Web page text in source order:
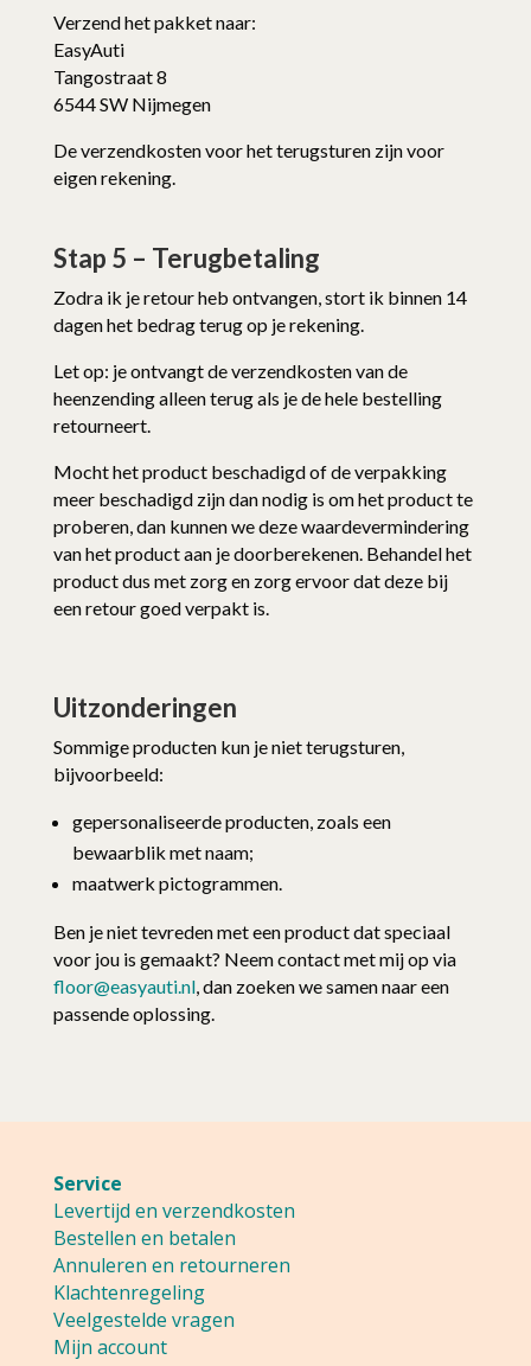
Verzend het pakket naar:
EasyAuti
Tangostraat 8
6544 SW Nijmegen
De verzendkosten voor het terugsturen zijn voor
eigen rekening.
Stap 5 – Terugbetaling
Zodra ik je retour heb ontvangen, stort ik binnen 14
dagen het bedrag terug op je rekening.
Let op: je ontvangt de verzendkosten van de
heenzending alleen terug als je de hele bestelling
retourneert.
Mocht het product beschadigd of de verpakking
meer beschadigd zijn dan nodig is om het product te
proberen, dan kunnen we deze waardevermindering
van het product aan je doorberekenen. Behandel het
product dus met zorg en zorg ervoor dat deze bij
een retour goed verpakt is.
Uitzonderingen
Sommige producten kun je niet terugsturen,
bijvoorbeeld:
gepersonaliseerde producten, zoals een
bewaarblik met naam;
maatwerk pictogrammen.
Ben je niet tevreden met een product dat speciaal
voor jou is gemaakt? Neem contact met mij op via
floor@easyauti.nl, dan zoeken we samen naar een
passende oplossing.
Service
Levertijd en verzendkosten
Bestellen en betalen
Annuleren en retourneren
Klachtenregeling
Veelgestelde vragen
Mijn account